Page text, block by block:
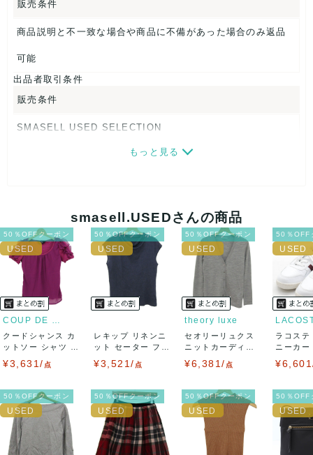
【 商品札 】
なし
販売条件
商品説明と不一致な場合や商品に不備があった場合のみ返品
可能
出品者取引条件
販売条件
SMASELL USED SELECTION
画像ダウンロードなので、転売にも最適♪
ネコポスの場合は日時指定ができませんので、ご了承下さい
ませ。
USED品に関しましては、見る方によって状態の価値観が異な
りますので、トラブルを避けるため、神経質な方や完璧な商
品を求められる方は御購入をお控えください。
また商品には細心の注意をはらっておりますが、何かござい
ましたら、レビュー記載前に必ずコメント欄よりご連絡お願
い致します。対応できることがあれば、誠意をもって対応致
します。
もっと見る
smasell.USEDさんの商品
50％OFFクーポン
COUP DE CHANCE
クードシャンス カ
ットソー シャツ 半
¥3,631/ 点
50％OFFクーポン
レキップ リネンニ
ット セーター フレ
¥3,521/ 点
50％OFFクーポン
theory luxe
セオリーリュクス
ニットカーディガ
¥6,381/ 点
50％OFF
ラコステ
ニーカ
50％OFFクーポン 50％OFFクーポン 50％OFFクーポン 50％OFF